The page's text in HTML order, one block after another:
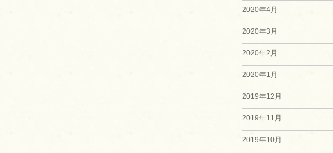
2020年4月
2020年3月
2020年2月
2020年1月
2019年12月
2019年11月
2019年10月